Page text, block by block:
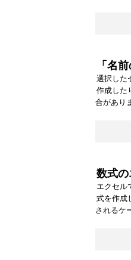
「名
選択した
作成した
合があり
数式
エクセル
式を作成
されるケ